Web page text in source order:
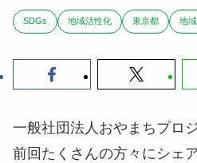
SDGs 地域活性化 東京都 地
一般社団法人おやまちプロ
前回たくさんの方々にシェ